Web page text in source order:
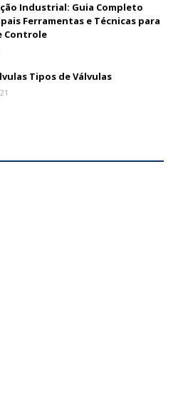
Industrial: Guia Completo
Ferramentas e Técnicas para
Controle
Tipos de Válvulas